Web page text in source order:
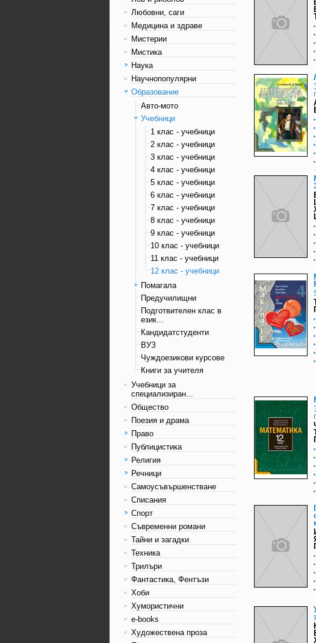
Любовни, саги
Медицина и здраве
Мистерии
Мистика
Наука
Научнопопулярни
Образование
Авто-мото
Учебници
1 клас - учебници
2 клас - учебници
3 клас - учебници
4 клас - учебници
5 клас - учебници
6 клас - учебници
7 клас - учебници
8 клас - учебници
9 клас - учебници
10 клас - учебници
11 клас - учебници
12 клас - учебници
Помагала
Предучилищни
Подготвителен клас в
език...
Кандидатстуденти
ВУЗ
Чуждоезикови курсове
Книги за учителя
Учебници за
специализиран...
Общество
Поезия и драма
Право
Публицистика
Религия
Речници
Самоусъвършенстване
Списания
Спорт
Съвременни романи
Тайни и загадки
Техника
Трилъри
Фантастика, Фентъзи
Хоби
Хумористични
e-books
Художествена проза